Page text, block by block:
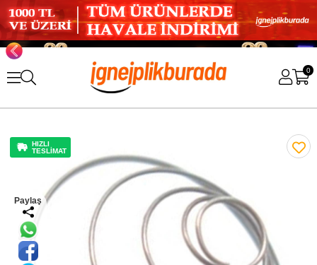
0
HIZLI
TESLİMAT
Paylaş